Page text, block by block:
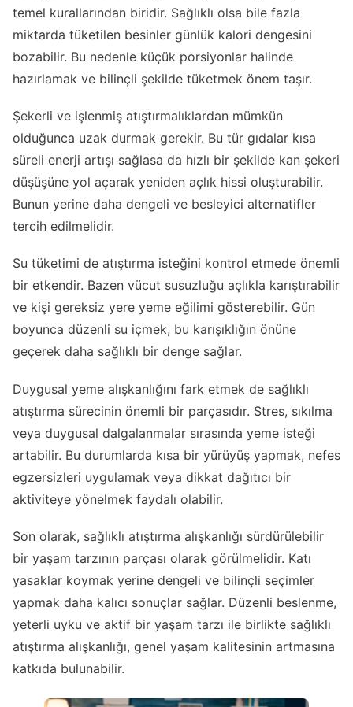
temel kurallarından biridir. Sağlıklı olsa bile fazla
miktarda tüketilen besinler günlük kalori dengesini
bozabilir. Bu nedenle küçük porsiyonlar halinde
hazırlamak ve bilinçli şekilde tüketmek önem taşır.
Şekerli ve işlenmiş atıştırmalıklardan mümkün
olduğunca uzak durmak gerekir. Bu tür gıdalar kısa
süreli enerji artışı sağlasa da hızlı bir şekilde kan şekeri
düşüşüne yol açarak yeniden açlık hissi oluşturabilir.
Bunun yerine daha dengeli ve besleyici alternatifler
tercih edilmelidir.
Su tüketimi de atıştırma isteğini kontrol etmede önemli
bir etkendir. Bazen vücut susuzluğu açlıkla karıştırabilir
ve kişi gereksiz yere yeme eğilimi gösterebilir. Gün
boyunca düzenli su içmek, bu karışıklığın önüne
geçerek daha sağlıklı bir denge sağlar.
Duygusal yeme alışkanlığını fark etmek de sağlıklı
atıştırma sürecinin önemli bir parçasıdır. Stres, sıkılma
veya duygusal dalgalanmalar sırasında yeme isteği
artabilir. Bu durumlarda kısa bir yürüyüş yapmak, nefes
egzersizleri uygulamak veya dikkat dağıtıcı bir
aktiviteye yönelmek faydalı olabilir.
Son olarak, sağlıklı atıştırma alışkanlığı sürdürülebilir
bir yaşam tarzının parçası olarak görülmelidir. Katı
yasaklar koymak yerine dengeli ve bilinçli seçimler
yapmak daha kalıcı sonuçlar sağlar. Düzenli beslenme,
yeterli uyku ve aktif bir yaşam tarzı ile birlikte sağlıklı
atıştırma alışkanlığı, genel yaşam kalitesinin artmasına
katkıda bulunabilir.